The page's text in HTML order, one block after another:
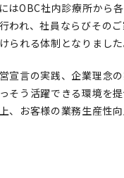
はOBC社内診療所から
われ、社員ならびその
られる体制となりました
宣言の実践、企業理念
そう活躍できる環境を
、お客様の業務生産性